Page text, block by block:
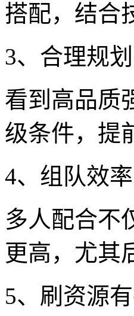
搭配，结合
3、合理规划
看到高品质
级条件，提
4、组队效率
多人配合不
更高，尤其
5、刷资源有